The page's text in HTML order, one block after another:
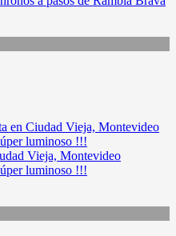
Vieja, Montevideo
luminoso !!!